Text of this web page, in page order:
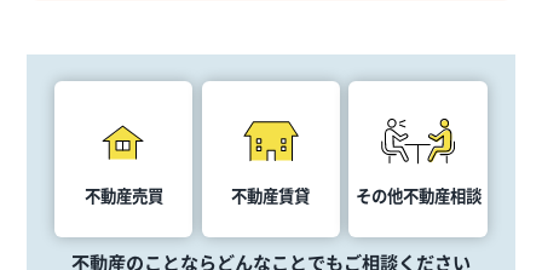
不動産売買 不動産賃貸 その他不動産相談
不動産のことならどんなことでもご相談ください